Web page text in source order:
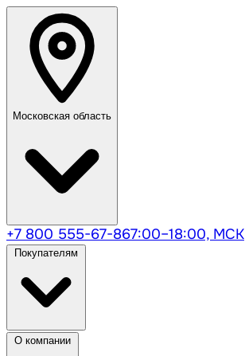
Московская область
+7 800 555-67-867:00–18:00, МСК